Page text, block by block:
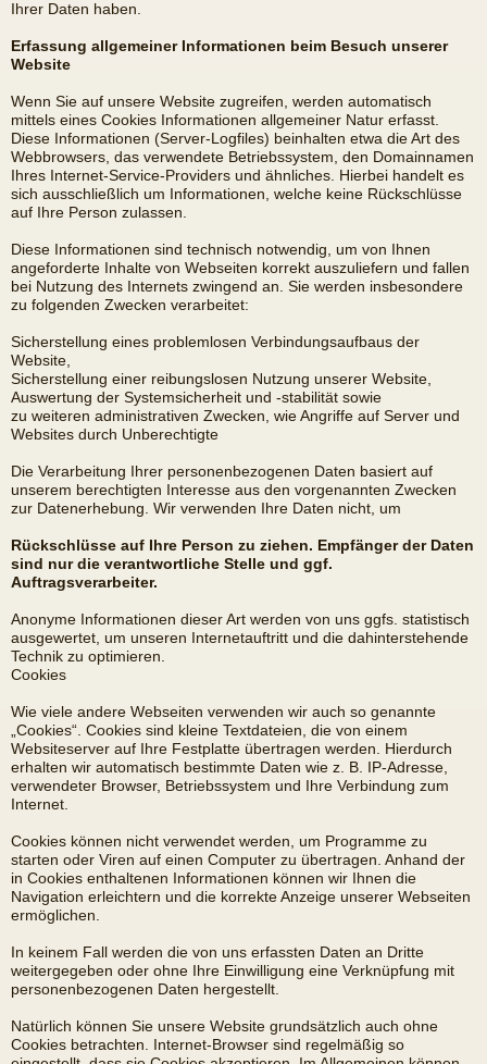
Ihrer Daten haben.
Erfassung allgemeiner Informationen beim Besuch unserer
Website
Wenn Sie auf unsere Website zugreifen, werden automatisch
mittels eines Cookies Informationen allgemeiner Natur erfasst.
Diese Informationen (Server-Logfiles) beinhalten etwa die Art des
Webbrowsers, das verwendete Betriebssystem, den Domainnamen
Ihres Internet-Service-Providers und ähnliches. Hierbei handelt es
sich ausschließlich um Informationen, welche keine Rückschlüsse
auf Ihre Person zulassen.
Diese Informationen sind technisch notwendig, um von Ihnen
angeforderte Inhalte von Webseiten korrekt auszuliefern und fallen
bei Nutzung des Internets zwingend an. Sie werden insbesondere
zu folgenden Zwecken verarbeitet:
Sicherstellung eines problemlosen Verbindungsaufbaus der
Website,
Sicherstellung einer reibungslosen Nutzung unserer Website,
Auswertung der Systemsicherheit und -stabilität sowie
zu weiteren administrativen Zwecken, wie Angriffe auf Server und
Websites durch Unberechtigte
Die Verarbeitung Ihrer personenbezogenen Daten basiert auf
unserem berechtigten Interesse aus den vorgenannten Zwecken
zur Datenerhebung. Wir verwenden Ihre Daten nicht, um
Rückschlüsse auf Ihre Person zu ziehen. Empfänger der Daten
sind nur die verantwortliche Stelle und ggf.
Auftragsverarbeiter.
Anonyme Informationen dieser Art werden von uns ggfs. statistisch
ausgewertet, um unseren Internetauftritt und die dahinterstehende
Technik zu optimieren.
Cookies
Wie viele andere Webseiten verwenden wir auch so genannte
„Cookies“. Cookies sind kleine Textdateien, die von einem
Websiteserver auf Ihre Festplatte übertragen werden. Hierdurch
erhalten wir automatisch bestimmte Daten wie z. B. IP-Adresse,
verwendeter Browser, Betriebssystem und Ihre Verbindung zum
Internet.
Cookies können nicht verwendet werden, um Programme zu
starten oder Viren auf einen Computer zu übertragen. Anhand der
in Cookies enthaltenen Informationen können wir Ihnen die
Navigation erleichtern und die korrekte Anzeige unserer Webseiten
ermöglichen.
In keinem Fall werden die von uns erfassten Daten an Dritte
weitergegeben oder ohne Ihre Einwilligung eine Verknüpfung mit
personenbezogenen Daten hergestellt.
Natürlich können Sie unsere Website grundsätzlich auch ohne
Cookies betrachten. Internet-Browser sind regelmäßig so